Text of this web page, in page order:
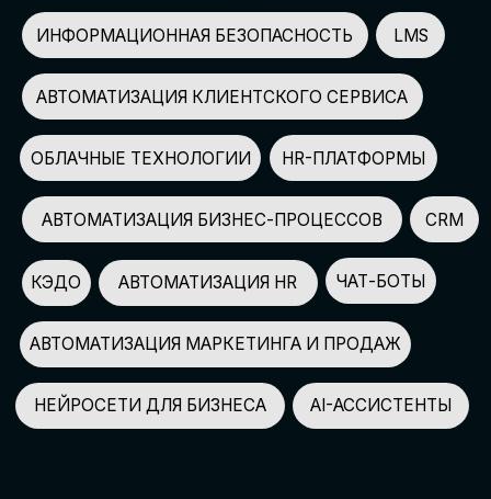
СПИКЕРОВ
150+
ПАРТНЕРОВ
100+
УЧАСТНИКОВ
2500+
GLOBAL TECH FORUM –